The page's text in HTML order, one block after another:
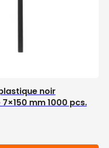
noir
mm 1000 pcs.